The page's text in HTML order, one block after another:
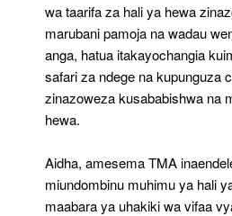
wa taarifa za hali ya hewa
marubani pamoja na wadau
anga, hatua itakayochangia
safari za ndege na kupunguza
zinazoweza kusababishwa na
hewa.
Aidha, amesema TMA
miundombinu muhimu ya hali
maabara ya uhakiki wa vifaa